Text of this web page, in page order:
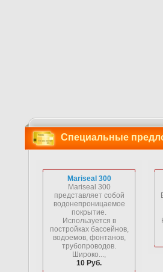
Специальные
Mariseal 300
Mariseal 300
представляет собой
водонепроницаемое
покрытие.
Используется в
постройках бассейнов,
водоемов, фонтанов,
трубопроводов.
Широко...,
10 Руб.